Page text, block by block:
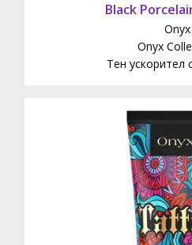
Black
Onyx
Onyx
Тен ускорител